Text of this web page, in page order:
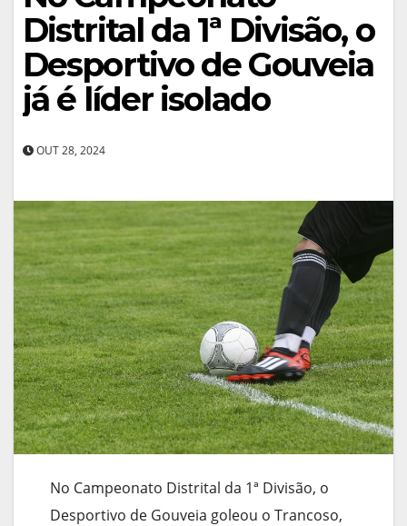
Distrital da 1ª Divisão, o
Desportivo de Gouveia
já é líder isolado
OUT 28, 2024
No Campeonato Distrital da 1ª Divisão, o
Desportivo de Gouveia goleou o Trancoso,